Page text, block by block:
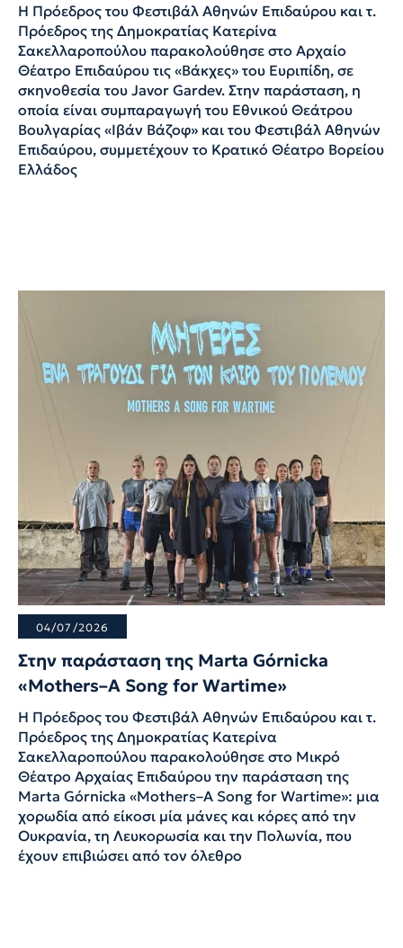
Η Πρόεδρος του Φεστιβάλ Αθηνών Επιδαύρου και τ.
Πρόεδρος της Δημοκρατίας Κατερίνα
Σακελλαροπούλου παρακολούθησε στο Αρχαίο
Θέατρο Επιδαύρου τις «Βάκχες» του Ευριπίδη, σε
σκηνοθεσία του Javor Gardev. Στην παράσταση, η
οποία είναι συμπαραγωγή του Εθνικού Θεάτρου
Βουλγαρίας «Ιβάν Βάζοφ» και του Φεστιβάλ Αθηνών
Επιδαύρου, συμμετέχουν το Κρατικό Θέατρο Βορείου
Ελλάδος
04/07/2026
Στην παράσταση της Marta Górnicka
«Mothers–A Song for Wartime»
Η Πρόεδρος του Φεστιβάλ Αθηνών Επιδαύρου και τ.
Πρόεδρος της Δημοκρατίας Κατερίνα
Σακελλαροπούλου παρακολούθησε στο Μικρό
Θέατρο Αρχαίας Επιδαύρου την παράσταση της
Marta Górnicka «Mothers–A Song for Wartime»: μια
χορωδία από είκοσι μία μάνες και κόρες από την
Ουκρανία, τη Λευκορωσία και την Πολωνία, που
έχουν επιβιώσει από τον όλεθρο